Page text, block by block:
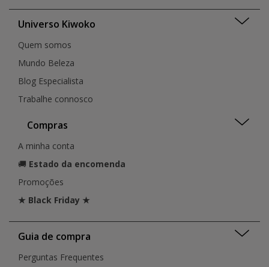
Universo Kiwoko
Quem somos
Mundo Beleza
Blog Especialista
Trabalhe connosco
Compras
A minha conta
🚚 Estado da encomenda
Promoções
★ Black Friday ★
Guia de compra
Perguntas Frequentes